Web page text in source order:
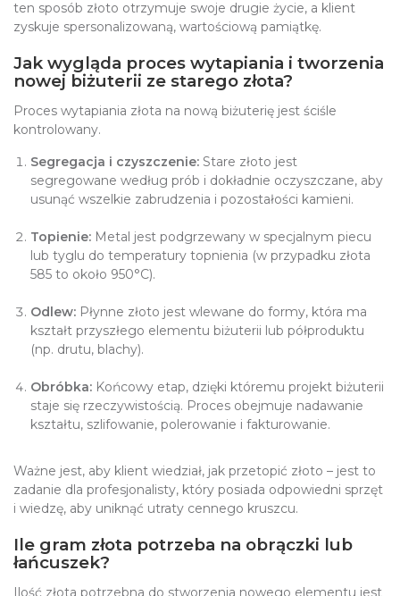
ten sposób złoto otrzymuje swoje drugie życie, a klient
zyskuje spersonalizowaną, wartościową pamiątkę.
Jak wygląda proces wytapiania i tworzenia
nowej biżuterii ze starego złota?
Proces wytapiania złota na nową biżuterię jest ściśle
kontrolowany.
Segregacja i czyszczenie: Stare złoto jest
segregowane według prób i dokładnie oczyszczane, aby
usunąć wszelkie zabrudzenia i pozostałości kamieni.
Topienie: Metal jest podgrzewany w specjalnym piecu
lub tyglu do temperatury topnienia (w przypadku złota
585 to około 950°C).
Odlew: Płynne złoto jest wlewane do formy, która ma
kształt przyszłego elementu biżuterii lub półproduktu
(np. drutu, blachy).
Obróbka: Końcowy etap, dzięki któremu projekt biżuterii
staje się rzeczywistością. Proces obejmuje nadawanie
kształtu, szlifowanie, polerowanie i fakturowanie.
Ważne jest, aby klient wiedział, jak przetopić złoto – jest to
zadanie dla profesjonalisty, który posiada odpowiedni sprzęt
i wiedzę, aby uniknąć utraty cennego kruszcu.
Ile gram złota potrzeba na obrączki lub
łańcuszek?
Ilość złota potrzebna do stworzenia nowego elementu jest